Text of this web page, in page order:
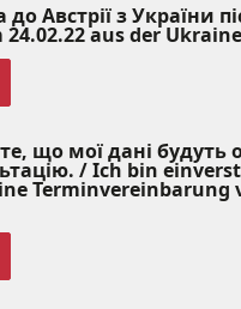
до Австрії з України
aus der
що мої дані будуть
/ Ich bin
Terminvereinbarung